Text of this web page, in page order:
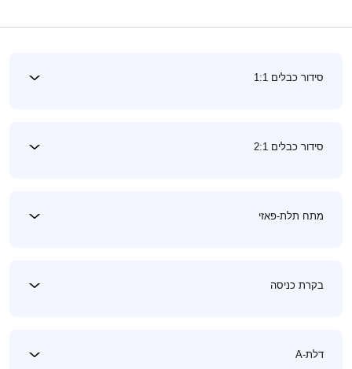
סידור כבלים 1:1
סידור כבלים 2:1
מתח תלת-פאזי
בקרת כניסה
דלת-A